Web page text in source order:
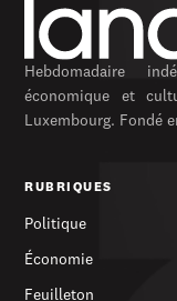
Hebdomadaire
économique et
Luxembourg. Fondé
RUBRIQUES
Politique
Économie
Feuilleton